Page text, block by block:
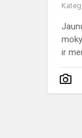
ir